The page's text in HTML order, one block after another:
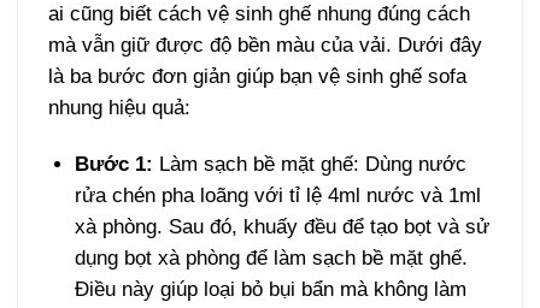
ai cũng biết cách vệ sinh ghế nhung đúng cách
mà vẫn giữ được độ bền màu của vải. Dưới đây
là ba bước đơn giản giúp bạn vệ sinh ghế sofa
nhung hiệu quả:
Bước 1: Làm sạch bề mặt ghế: Dùng nước
rửa chén pha loãng với tỉ lệ 4ml nước và 1ml
xà phòng. Sau đó, khuấy đều để tạo bọt và sử
dụng bọt xà phòng để làm sạch bề mặt ghế.
Điều này giúp loại bỏ bụi bẩn mà không làm